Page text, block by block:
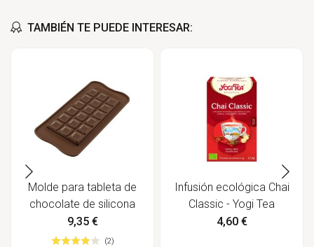
TAMBIÉN TE PUEDE INTERESAR:
Molde para tableta de
chocolate de silicona
platino - Silikomart
9,35 €
(2)
Infusión ecológica Chai
Classic - Yogi Tea
4,60 €